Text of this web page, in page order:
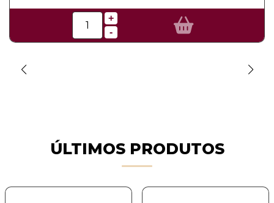
+
-
ÚLTIMOS PRODUTOS